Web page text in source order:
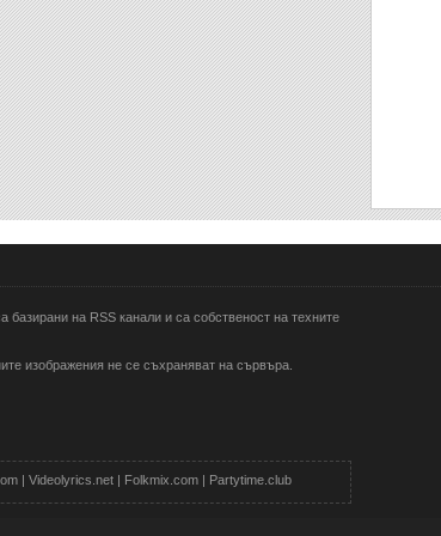
на RSS канали и са собственост на техните
изображения не се съхраняват на сървъра.
| Videolyrics.net | Folkmix.com | Partytime.club